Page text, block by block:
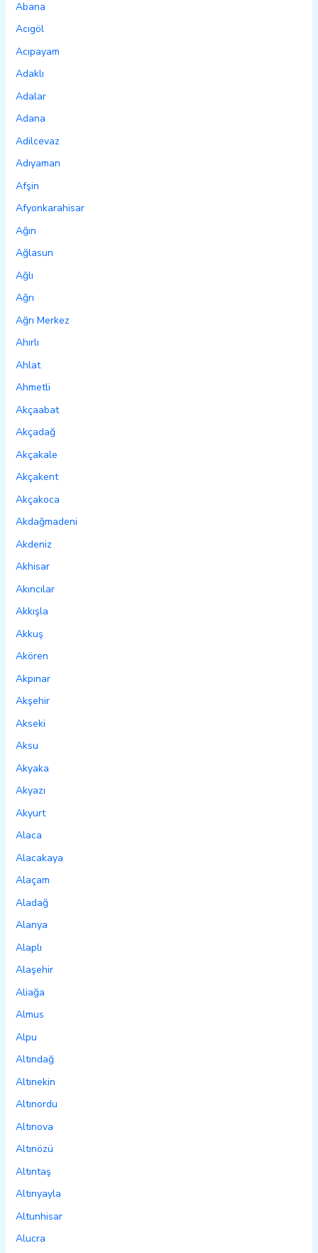
Abana
Acıgöl
Acıpayam
Adaklı
Adalar
Adana
Adilcevaz
Adıyaman
Afşin
Afyonkarahisar
Ağın
Ağlasun
Ağlı
Ağrı
Ağrı Merkez
Ahırlı
Ahlat
Ahmetli
Akçaabat
Akçadağ
Akçakale
Akçakent
Akçakoca
Akdağmadeni
Akdeniz
Akhisar
Akıncılar
Akkışla
Akkuş
Akören
Akpınar
Akşehir
Akseki
Aksu
Akyaka
Akyazı
Akyurt
Alaca
Alacakaya
Alaçam
Aladağ
Alanya
Alaplı
Alaşehir
Aliağa
Almus
Alpu
Altındağ
Altınekin
Altınordu
Altınova
Altınözü
Altıntaş
Altınyayla
Altunhisar
Alucra